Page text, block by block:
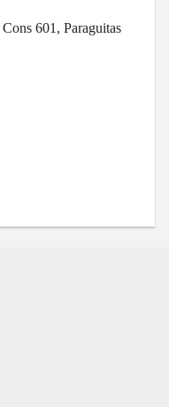
601, Paraguitas